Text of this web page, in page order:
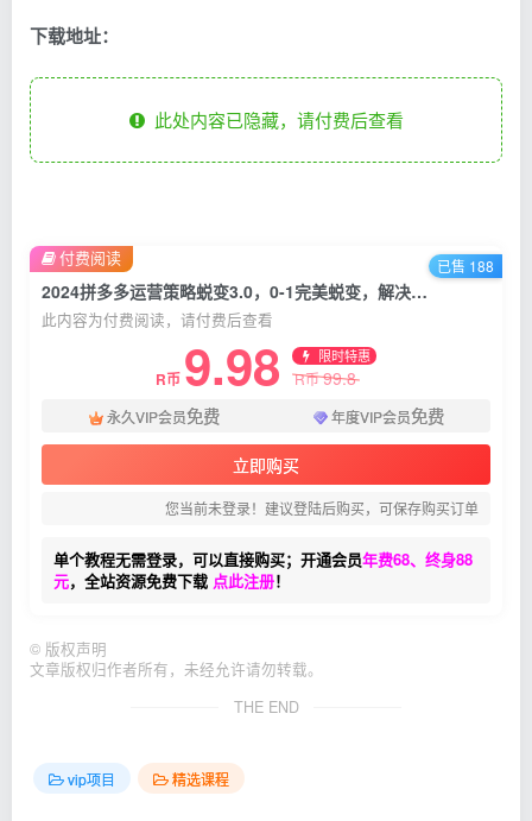
下载地址：
此处内容已隐藏，请付费后查看
2024拼多多运营策略蜕变3.0，0-1完美蜕变，解决运营焦虑，缩短运营周期2年+
此内容为付费阅读，请付费后查看
R币 9.98 限时特惠
R币99.8
永久VIP会员免费 年度VIP会员免费
立即购买
您当前未登录！建议登陆后购买，可保存购买订单
单个教程无需登录，可以直接购买；开通会员年费68、终身88
元，全站资源免费下载 点此注册！
付费阅读 已售 188
© 版权声明
文章版权归作者所有，未经允许请勿转载。
THE END
vip项目 精选课程